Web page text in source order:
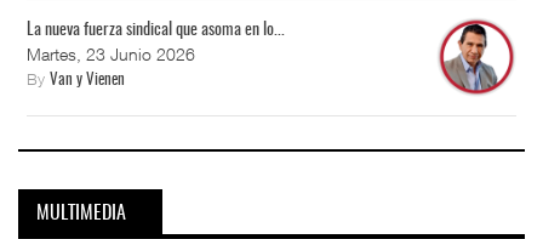
La nueva fuerza sindical que asoma en lo...
Martes, 23 Junio 2026
By Van y Vienen
MULTIMEDIA